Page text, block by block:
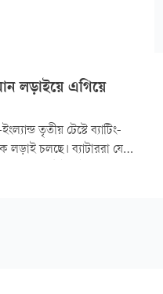
লড়াইয়ে এগিয়ে
তৃতীয় টেস্টে ব্যাটিং-
চলছে। ব্যাটাররা যেমন